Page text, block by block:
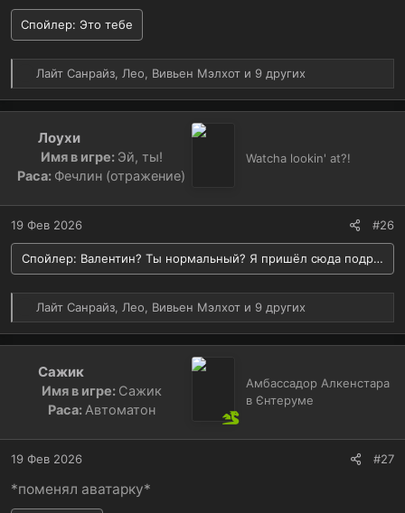
Спойлер: Это тебе
Р
е
ц
и
Лайт Санрайз Лео Вивьен Мэлхот и 9 других
Лоухи
Имя в игре: Эй, ты!
Раса: Фечлин (отражение)
Watcha lookin' at?!
19 Фев 2026 #26
Спойлер: Валентин? Ты нормальный? Я пришёл сюда
Р
е
ц
Лайт Санрайз Лео Вивьен Мэлхот и 9 других
Сажик
Имя в игре: Сажик
Раса:Автоматон
Амбассадор Алкенстара
в Єнтеруме
19 Фев 2026 #27
*поменял аватарку*